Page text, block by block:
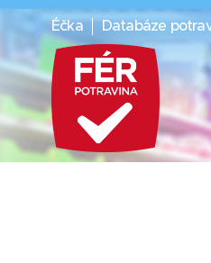
Éčka Databáze